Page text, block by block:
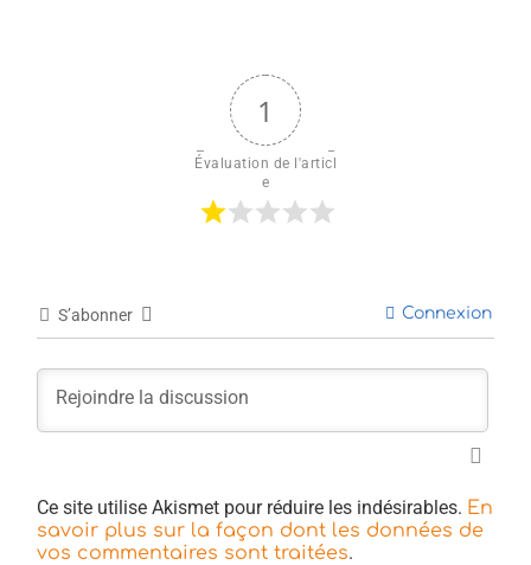
1
Évaluation de l'articl
e
S’abonner Connexion
Ce site utilise Akismet pour réduire les indésirables. En
savoir plus sur la façon dont les données de
vos commentaires sont traitées.